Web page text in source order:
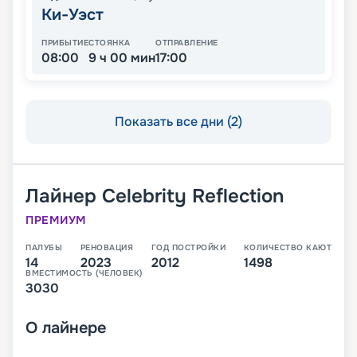
Ки-Уэст
ПРИБЫТИЕ
08:00
СТОЯНКА
9 ч 00 мин
ОТПРАВЛЕНИЕ
17:00
Показать все дни (2)
Лайнер Celebrity Reflection
ПРЕМИУМ
ПАЛУБЫ
14
РЕНОВАЦИЯ
2023
ГОД ПОСТРОЙКИ
2012
КОЛИЧЕСТВО КАЮТ
1498
ВМЕСТИМОСТЬ (ЧЕЛОВЕК)
3030
О лайнере